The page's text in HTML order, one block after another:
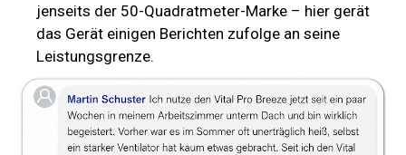
jenseits der 50-Quadratmeter-Marke – hier gerät
das Gerät einigen Berichten zufolge an seine
Leistungsgrenze.